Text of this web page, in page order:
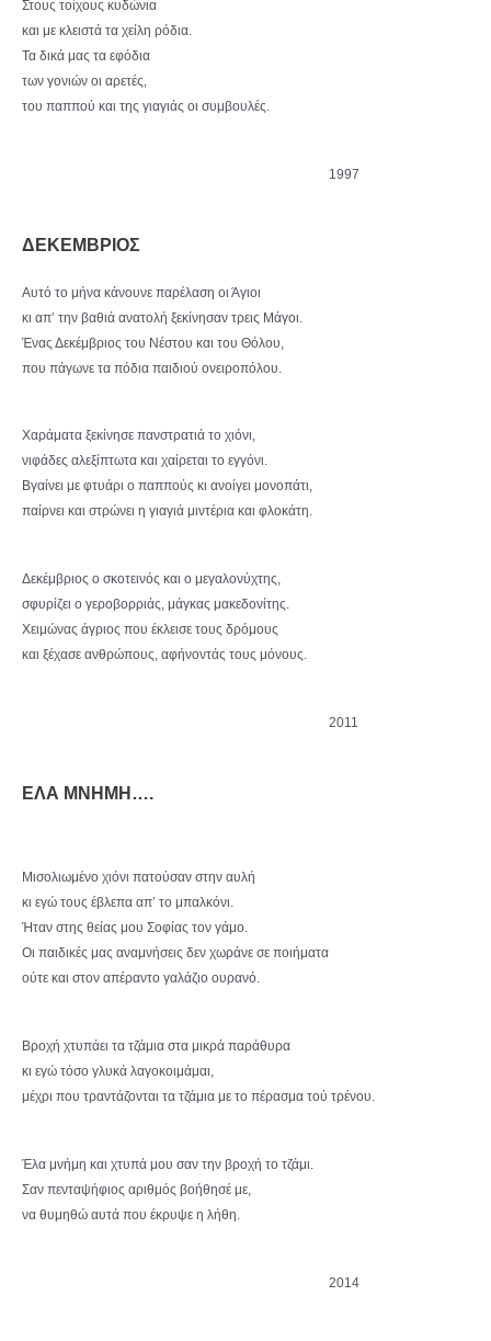
Στους τοίχους κυδώνια
και με κλειστά τα χείλη ρόδια.
Τα δικά μας τα εφόδια
των γονιών οι αρετές,
του παππού και της γιαγιάς οι συμβουλές.
1997
ΔΕΚΕΜΒΡΙΟΣ
Αυτό το μήνα κάνουνε παρέλαση οι Άγιοι
κι απ’ την βαθιά ανατολή ξεκίνησαν τρεις Μάγοι.
Ένας Δεκέμβριος του Νέστου και του Θόλου,
που πάγωνε τα πόδια παιδιού ονειροπόλου.
Χαράματα ξεκίνησε πανστρατιά το χιόνι,
νιφάδες αλεξίπτωτα και χαίρεται το εγγόνι.
Βγαίνει με φτυάρι ο παππούς κι ανοίγει μονοπάτι,
παίρνει και στρώνει η γιαγιά μιντέρια και φλοκάτη.
Δεκέμβριος ο σκοτεινός και ο μεγαλονύχτης,
σφυρίζει ο γεροβορριάς, μάγκας μακεδονίτης.
Χειμώνας άγριος που έκλεισε τους δρόμους
και ξέχασε ανθρώπους, αφήνοντάς τους μόνους.
2011
ΕΛΑ ΜΝΗΜΗ….
Μισολιωμένο χιόνι πατούσαν στην αυλή
κι εγώ τους έβλεπα απ’ το μπαλκόνι.
Ήταν στης θείας μου Σοφίας τον γάμο.
Οι παιδικές μας αναμνήσεις δεν χωράνε σε ποιήματα
ούτε και στον απέραντο γαλάζιο ουρανό.
Βροχή χτυπάει τα τζάμια στα μικρά παράθυρα
κι εγώ τόσο γλυκά λαγοκοιμάμαι,
μέχρι που τραντάζονται τα τζάμια με το πέρασμα τού τρένου.
Έλα μνήμη και χτυπά μου σαν την βροχή το τζάμι.
Σαν πενταψήφιος αριθμός βοήθησέ με,
να θυμηθώ αυτά που έκρυψε η λήθη.
2014